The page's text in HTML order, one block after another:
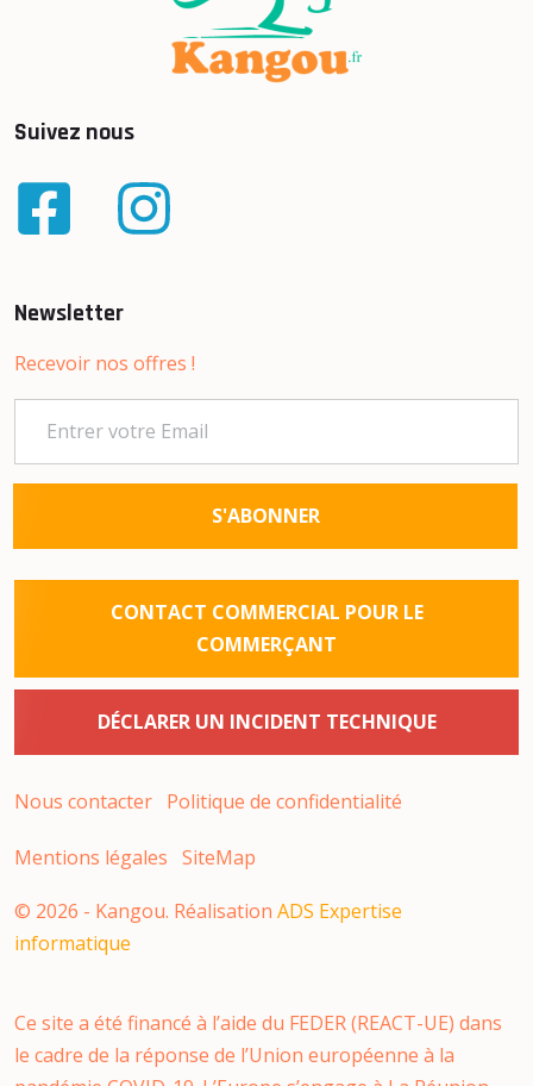
Suivez nous
Newsletter
Recevoir nos offres !
S'ABONNER
CONTACT COMMERCIAL POUR LE
COMMERÇANT
DÉCLARER UN INCIDENT TECHNIQUE
Nous contacter Politique de confidentialité
Mentions légales SiteMap
© 2026 - Kangou. Réalisation ADS Expertise
informatique
Ce site a été financé à l’aide du FEDER (REACT-UE) dans
le cadre de la réponse de l’Union européenne à la